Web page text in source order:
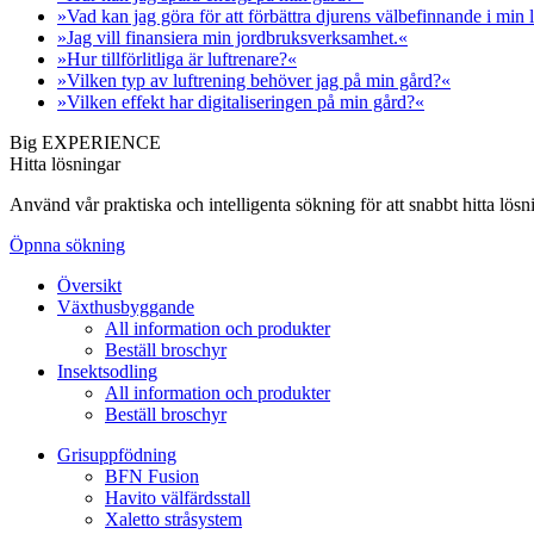
»Vad kan jag göra för att förbättra djurens välbefinnande i min
»Jag vill finansiera min jordbruksverksamhet.«
»Hur tillförlitliga är luftrenare?«
»Vilken typ av luftrening behöver jag på min gård?«
»Vilken effekt har digitaliseringen på min gård?«
Big EXPERIENCE
Hitta lösningar
Använd vår praktiska och intelligenta sökning för att snabbt hitta
Öpnna sökning
Översikt
Växthusbyggande
All information och produkter
Beställ broschyr
Insektsodling
All information och produkter
Beställ broschyr
Grisuppfödning
BFN Fusion
Havito välfärdsstall
Xaletto stråsystem